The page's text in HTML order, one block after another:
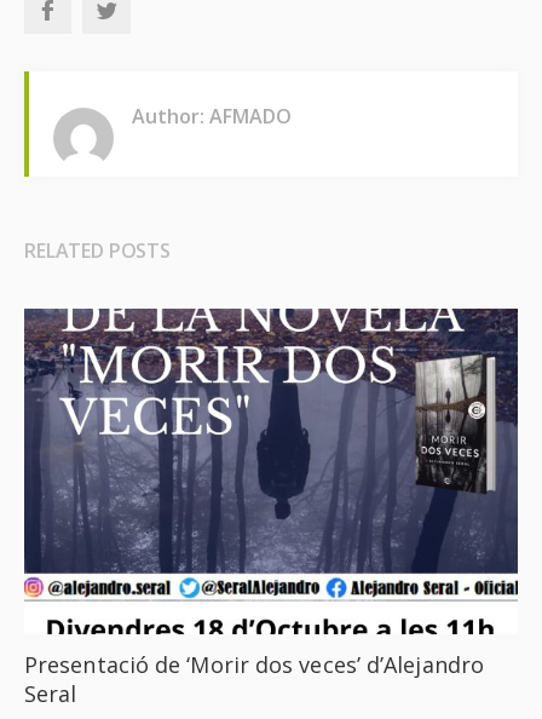
Author: AFMADO
RELATED POSTS
Presentació de ‘Morir dos veces’ d’Alejandro
Seral